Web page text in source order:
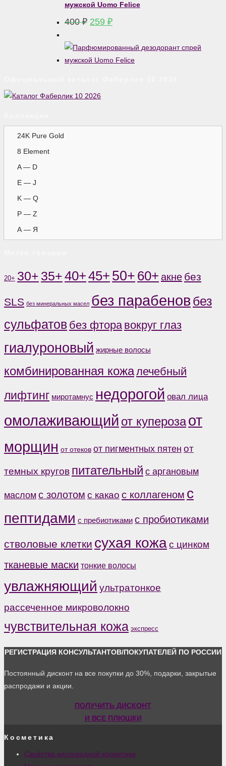
мужской Uomo Felice
400₽ Первоначальная
цена
400 ₽.
259 ₽Текущая
цена:
24K Pure Gold
8 Element
A — D
E — J
K — Q
P — Z
А — Я
20+ 30+ 35+40+45+ 50+ 60+ акне без
SLS без минеральных масел без парабеновбез
сульфатов без фтора вокруг глаз
гиалуроновый жирные волосы
комбинированная кожалечебный
лифтинг миротамнус недорогой овал лица
омолаживающий от куперозаот
морщин от отеков от пигментных пятен от
темных кругов питательный с аргановым
маслом с золотом с какао с коллагеном с
пептидами с пребиотиками с пробиотиками
стволовые клетки сухая кожас цинком
тканевые маски тонкие волосы
увлажняющий ультратонкое
рассеченное микроволокно
чувствительная кожа экспресс
РЕГИСТРАЦИЯ КОНСУЛЬТАНТОВ/ПОКУПАТЕЛЕЙ ПО РОССИИ
Постоянный дисконт на все покупки до 30%, подарки, закрытые
распродажи и акции.
ПОЛУЧИТЬ ДИСКОНТ
И ВСЕ ПЛЮШКИ
Косметика
Свойства кислородной косметики